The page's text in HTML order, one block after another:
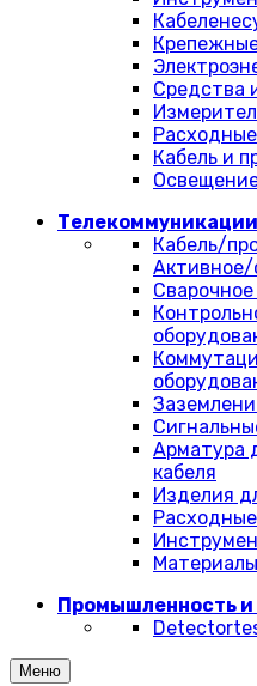
Средства
Кабель и
Телекоммуникации
Кабель/
Активное/
Арматура
кабеля
Изделия
Промышленность и
Меню